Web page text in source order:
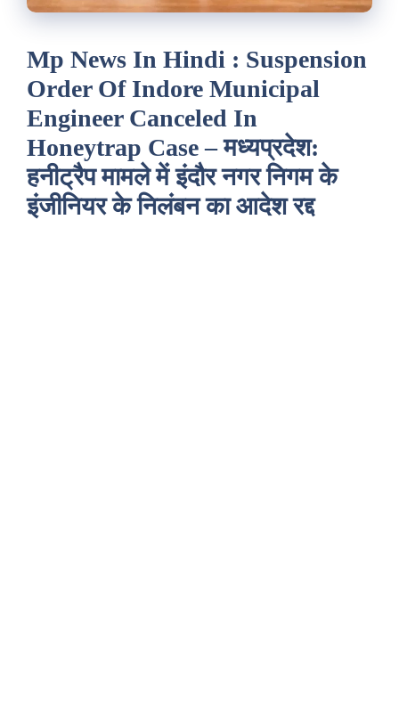
Mp News In Hindi : Suspension
Order Of Indore Municipal
Engineer Canceled In
Honeytrap Case – मध्यप्रदेश:
हनीट्रैप मामले में इंदौर नगर निगम के
इंजीनियर के निलंबन का आदेश रद्द